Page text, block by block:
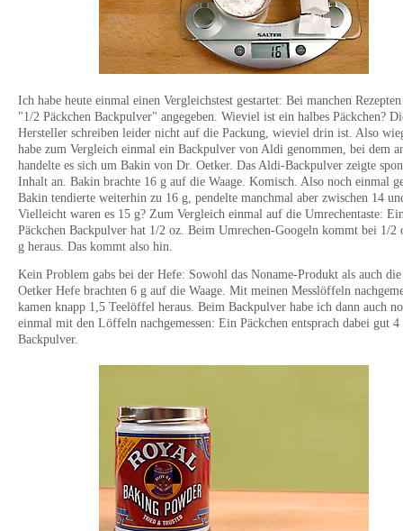
Ich habe heute einmal einen Vergleichstest gestartet: Bei manchen
"1/2 Päckchen Backpulver" angegeben. Wieviel ist ein halbes Päckchen?
Hersteller schreiben leider nicht auf die Packung, wieviel drin ist. Also
habe zum Vergleich einmal ein Backpulver von Aldi genommen, bei dem
handelte es sich um Bakin von Dr. Oetker. Das Aldi-Backpulver zeigte
Inhalt an. Bakin brachte 16 g auf die Waage. Komisch. Also noch einmal
Bakin tendierte weiterhin zu 16 g, pendelte manchmal aber zwischen 14
Vielleicht waren es 15 g? Zum Vergleich einmal auf die Umrechentaste:
Päckchen Backpulver hat 1/2 oz. Beim Umrechen-Googeln kommt bei 1/2
g heraus. Das kommt also hin.
Kein Problem gabs bei der Hefe: Sowohl das Noname-Produkt als auch
Oetker Hefe brachten 6 g auf die Waage. Mit meinen Messlöffeln
kamen knapp 1,5 Teelöffel heraus. Beim Backpulver habe ich dann auch
einmal mit den Löffeln nachgemessen: Ein Päckchen entsprach dabei gut
Backpulver.